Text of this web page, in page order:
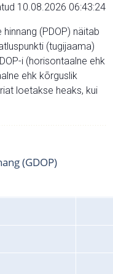
10.08.2026 06:43:24
(PDOP) näitab
(tugijaama)
i (horisontaalne ehk
ehk kõrguslik
loetakse heaks, kui
(GDOP)